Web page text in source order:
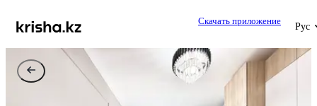
Скачать приложение
Рус